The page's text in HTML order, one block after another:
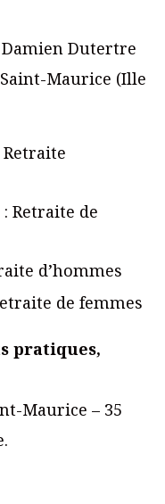
Damien Dutertre
Maurice (Ille
Retraite de
d’hommes
de femmes
pratiques,
Maurice – 35